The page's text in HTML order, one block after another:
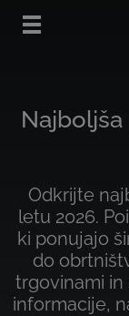
Preskoči na glavno
Najboljša
Odkrijte
letu 2026.
ki ponujajo
do
trgovinami in
informacije,